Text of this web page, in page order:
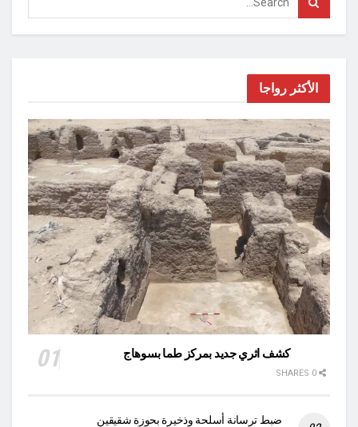
الأكثر رواجا
كشف اثري جديد بمركز طما بسوهاج
ضبط ترسانة أسلحة وذخيرة بحوزة شقيقين